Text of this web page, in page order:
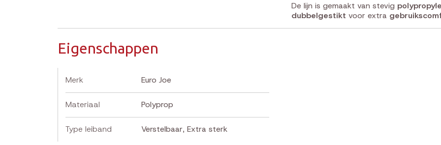
De lijn is gemaakt van stevig
dubbelgestikt voor extra
Eigenschappen
Merk Euro Joe
Materiaal Polyprop
Type leiband Verstelbaar, Extra sterk